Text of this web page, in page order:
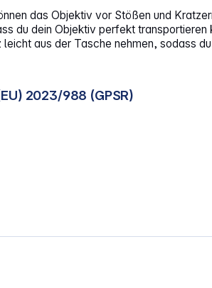
das Objektiv vor Stößen und
du dein Objektiv perfekt transportieren
aus der Tasche nehmen, sodass
2023/988 (GPSR)